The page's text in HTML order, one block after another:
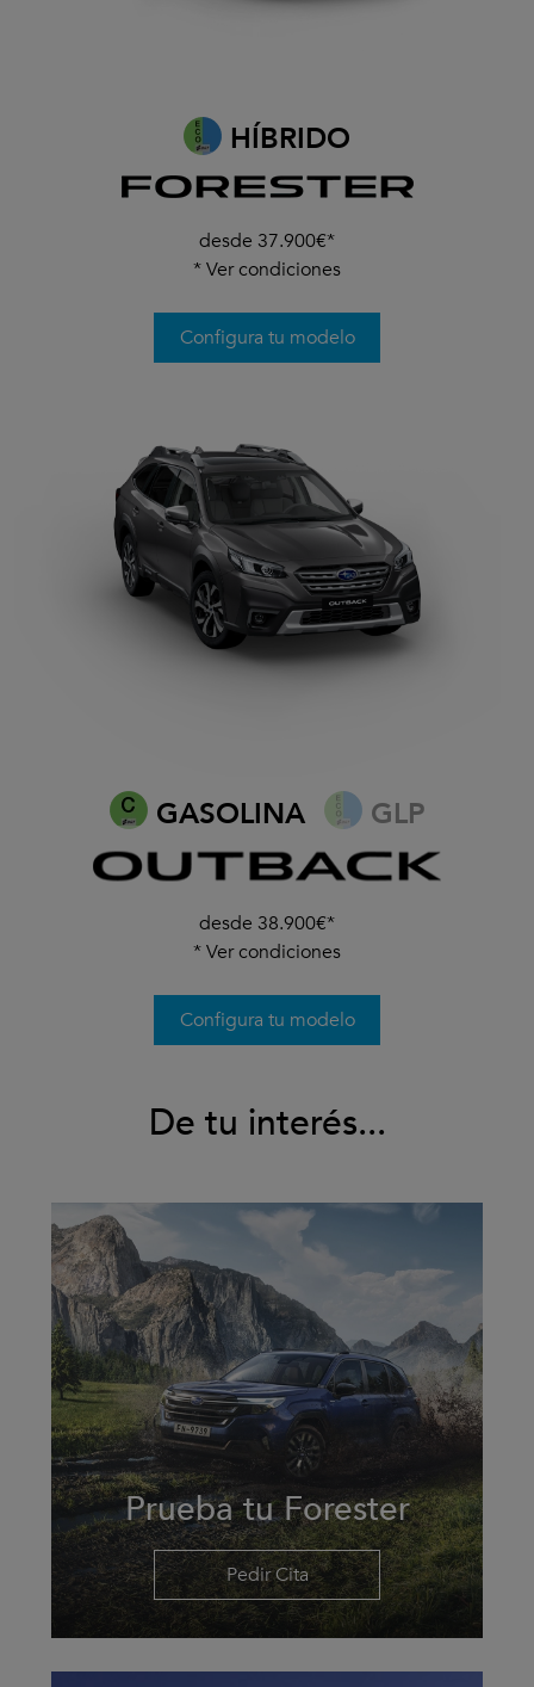
HÍBRIDO
desde 37.900€*
*Ver condiciones
Configura tu modelo
GASOLINA GLP
desde 38.900€*
*Ver condiciones
Configura tu modelo
De tu interés...
Prueba tu Forester
Pedir Cita